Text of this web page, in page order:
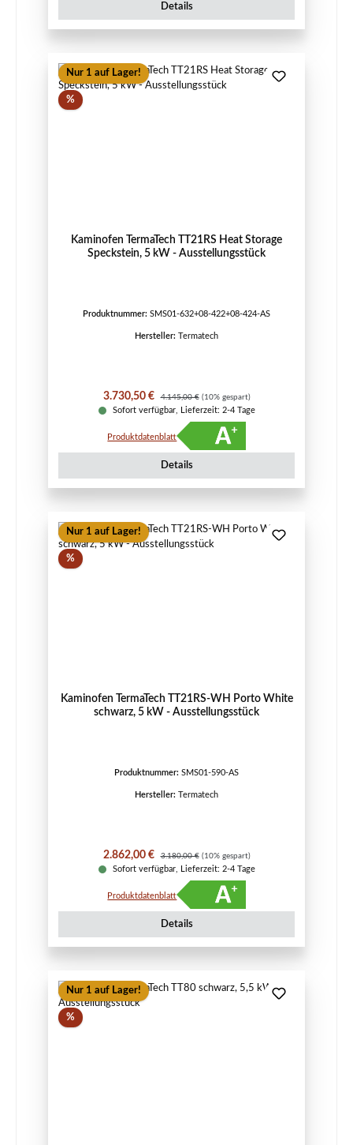
Details
Nur 1 auf Lager!
%Rabatt
Kaminofen TermaTech TT21RS Heat Storage
Speckstein, 5 kW - Ausstellungsstück
Produktnummer: SMS01-632+08-422+08-424-AS
Hersteller: Termatech
Verkaufspreis:
3.730,50 € Regulärer Preis:
4.145,00 € (10% gespart)
Sofort verfügbar, Lieferzeit: 2-4 Tage
Produktdatenblatt
Details
Nur 1 auf Lager!
%Rabatt
Kaminofen TermaTech TT21RS-WH Porto White
schwarz, 5 kW - Ausstellungsstück
Produktnummer: SMS01-590-AS
Hersteller: Termatech
Verkaufspreis:
2.862,00 € Regulärer Preis:
3.180,00 € (10% gespart)
Sofort verfügbar, Lieferzeit: 2-4 Tage
Produktdatenblatt
Details
Nur 1 auf Lager!
%Rabatt